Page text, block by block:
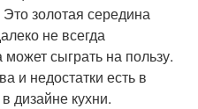
золотая середина
не всегда
может сыграть на пользу.
и недостатки есть в
дизайне кухни.